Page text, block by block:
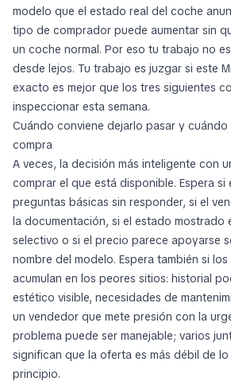
modelo que el estado real del coche
tipo de comprador puede aumentar sin
un coche normal. Por eso tu trabajo no
desde lejos. Tu trabajo es juzgar si este
exacto es mejor que los tres siguientes
inspeccionar esta semana.
Cuándo conviene dejarlo pasar y cuándo
compra
A veces, la decisión más inteligente con
comprar el que está disponible. Espera si
preguntas básicas sin responder, si el
la documentación, si el estado mostrado
selectivo o si el precio parece apoyarse
nombre del modelo. Espera también si
acumulan en los peores sitios: historial
estético visible, necesidades de
un vendedor que mete presión con la
problema puede ser manejable; varios
significan que la oferta es más débil de
principio.